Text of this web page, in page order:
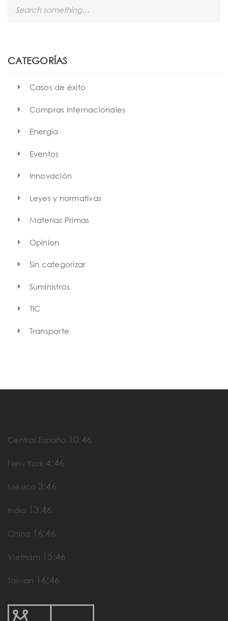
h
CATEGORÍAS
Casos de éxito
Compras internacionales
Energía
Eventos
Innovación
Leyes y normativas
Materias Primas
Opinion
Sin categorizar
Suministros
TIC
Transporte
Central España 10:46
New York 4:46
Mexico 3:46
India 13:46
China 16:46
Vietnam 15:46
Taiwan 16:46